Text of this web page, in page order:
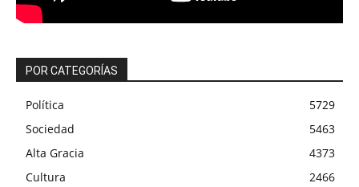
POR CATEGORÍAS
Política
5729
Sociedad
5463
Alta Gracia
4373
Cultura
2466